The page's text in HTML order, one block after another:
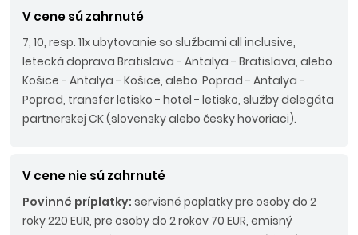
V cene sú zahrnuté
7, 10, resp. 11x ubytovanie so službami all inclusive,
letecká doprava Bratislava - Antalya - Bratislava, alebo
Košice - Antalya - Košice, alebo Poprad - Antalya -
Poprad, transfer letisko - hotel - letisko, služby delegáta
partnerskej CK (slovensky alebo česky hovoriaci).
V cene nie sú zahrnuté
Povinné príplatky: servisné poplatky pre osoby do 2
roky 220 EUR, pre osoby do 2 rokov 70 EUR, emisný